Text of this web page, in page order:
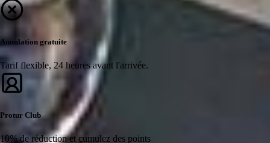
Annulation gratuite
Tarif flexible, 24 heures avant l'arrivée.
Protur Club
10% de réduction et cumulez des points